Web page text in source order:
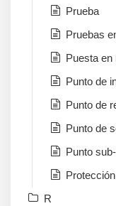
Prueba
Pruebas
Puesta en
Punto de
Punto de
Punto de
Punto
R